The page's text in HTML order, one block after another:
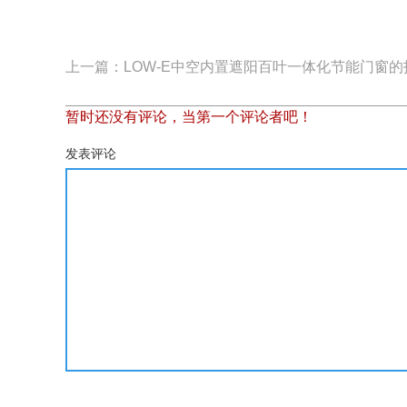
上一篇：LOW-E中空内置遮阳百叶一体化节能门窗
暂时还没有评论，当第一个评论者吧！
发表评论